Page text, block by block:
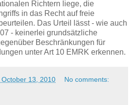
Richtern liege, die
in das Recht auf freie
Das Urteil lässt - wie auch
- keinerlei grundsätzliche
Beschränkungen für
unter Art 10 EMRK erkennen.
13, 2010 No comments: